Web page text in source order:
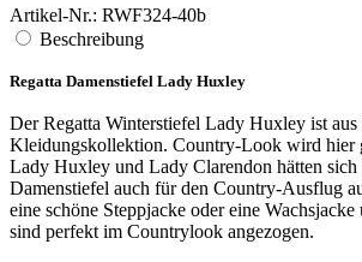
Artikel-Nr.: RWF324-40b
Beschreibung
Regatta Damenstiefel Lady Huxley
Der Regatta Winterstiefel Lady Huxley ist aus
Kleidungskollektion. Country-Look wird hier
Lady Huxley und Lady Clarendon hätten sich
Damenstiefel auch für den Country-Ausflug
eine schöne Steppjacke oder eine Wachsjacke
sind perfekt im Countrylook angezogen.